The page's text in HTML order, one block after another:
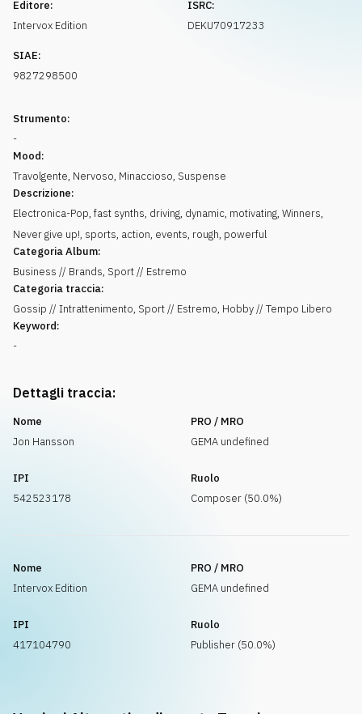
Editore:
Intervox Edition
ISRC:
DEKU70917233
SIAE:
9827298500
Strumento:
-
Mood:
Travolgente, Nervoso, Minaccioso, Suspense
Descrizione:
Electronica-Pop, fast synths, driving, dynamic, motivating, Winners,
Never give up!, sports, action, events, rough, powerful
Categoria Album:
Business // Brands, Sport // Estremo
Categoria traccia:
Gossip // Intrattenimento, Sport // Estremo, Hobby // Tempo Libero
Keyword:
-
Dettagli traccia:
Nome
Jon Hansson
PRO / MRO
GEMA undefined
IPI
542523178
Ruolo
Composer (50.0%)
Nome
Intervox Edition
PRO / MRO
GEMA undefined
IPI
417104790
Ruolo
Publisher (50.0%)